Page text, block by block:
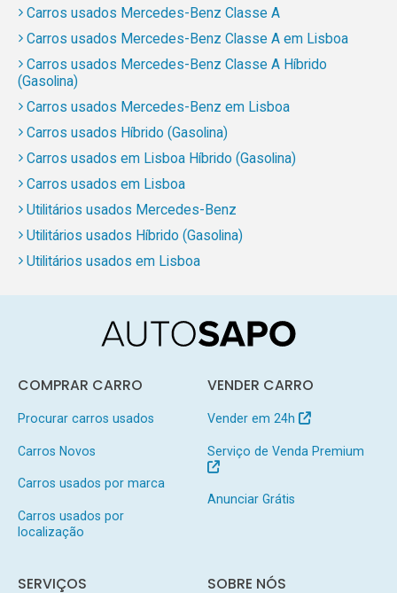
Carros usados Mercedes-Benz Classe A
Carros usados Mercedes-Benz Classe A em Lisboa
Carros usados Mercedes-Benz Classe A Híbrido
(Gasolina)
Carros usados Mercedes-Benz em Lisboa
Carros usados Híbrido (Gasolina)
Carros usados em Lisboa Híbrido (Gasolina)
Carros usados em Lisboa
Utilitários usados Mercedes-Benz
Utilitários usados Híbrido (Gasolina)
Utilitários usados em Lisboa
COMPRAR CARRO
Procurar carros usados
Carros Novos
Carros usados por marca
Carros usados por
localização
VENDER CARRO
Vender em 24h
Serviço de Venda Premium
Anunciar Grátis
SERVIÇOS SOBRE NÓS